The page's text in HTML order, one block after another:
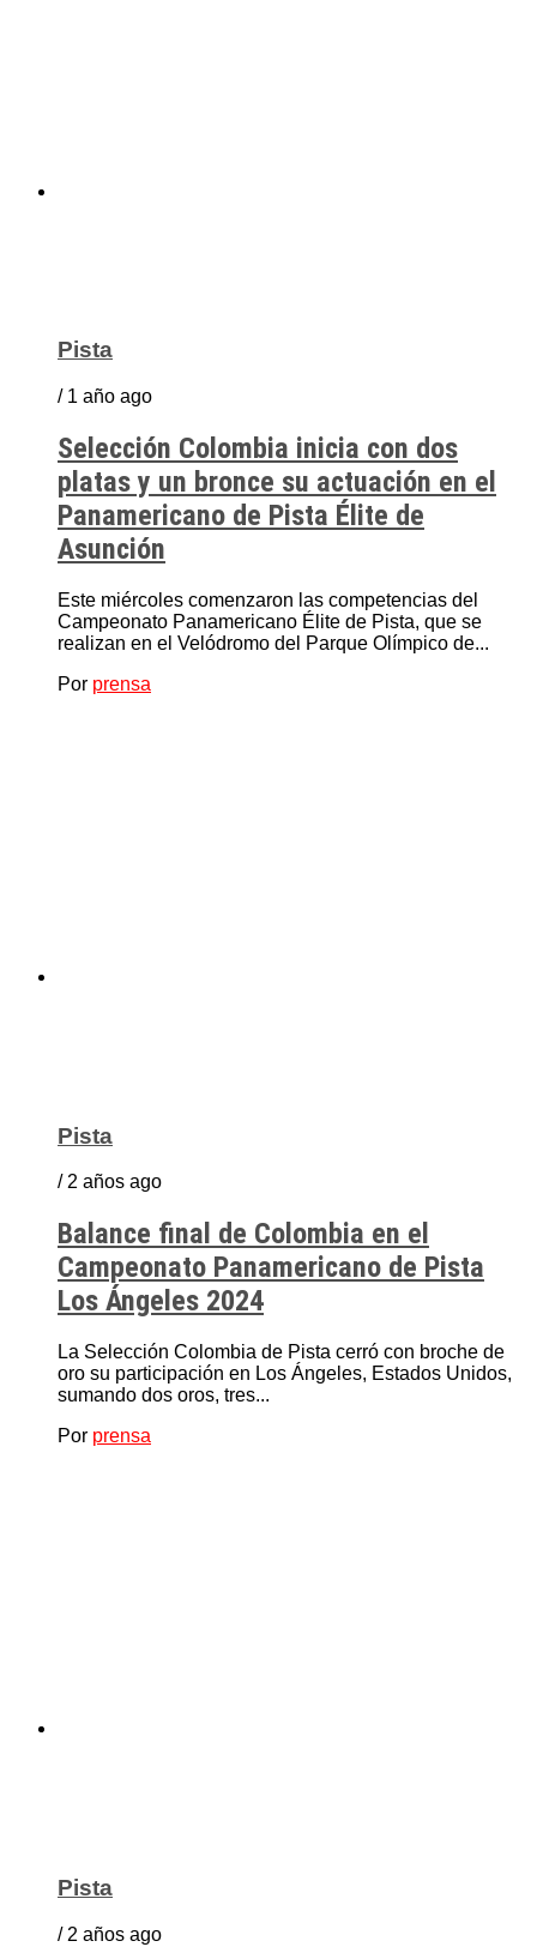
Pista
/ 1 año ago
Selección Colombia inicia con dos
platas y un bronce su actuación en el
Panamericano de Pista Élite de
Asunción
Este miércoles comenzaron las competencias del
Campeonato Panamericano Élite de Pista, que se
realizan en el Velódromo del Parque Olímpico de...
Por prensa
Pista
/ 2 años ago
Balance final de Colombia en el
Campeonato Panamericano de Pista
Los Ángeles 2024
La Selección Colombia de Pista cerró con broche de
oro su participación en Los Ángeles, Estados Unidos,
sumando dos oros, tres...
Por prensa
Pista
/ 2 años ago